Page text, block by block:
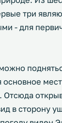
три
- для
основное
в сторону